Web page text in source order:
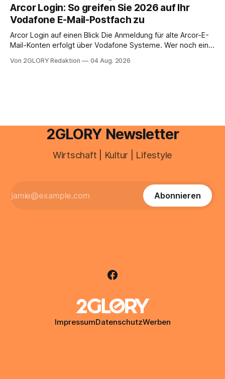
abwesenheiten und die gesamte kommunikation rund um
Ihr personal digital zu organisieren. In diesem Leitfaden
erfahren Sie alles, was Sie für einen reibungslosen Einstieg
brauchen, von der Registrierung
Arcor Login: So greifen Sie 2026 auf Ihr
Vodafone E-Mail-Postfach zu
Arcor Login auf einen Blick Die Anmeldung für alte Arcor-E-
Mail-Konten erfolgt über Vodafone Systeme. Wer noch eine
besitzt, loggt sich heute über das Vodafone E-Mail & Cloud
Von 2GLORY Redaktion 04 Aug. 2026
2GLORY Newsletter
Wirtschaft | Kultur | Lifestyle
Abonnieren
ImpressumDatenschutzWerben